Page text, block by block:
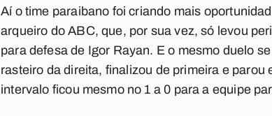
Aí o time paraibano foi criando mais
arqueiro do ABC, que, por sua vez, só levou
para defesa de Igor Rayan. E o mesmo duelo
rasteiro da direita, finalizou de primeira e
intervalo ficou mesmo no 1 a 0 para a equipe